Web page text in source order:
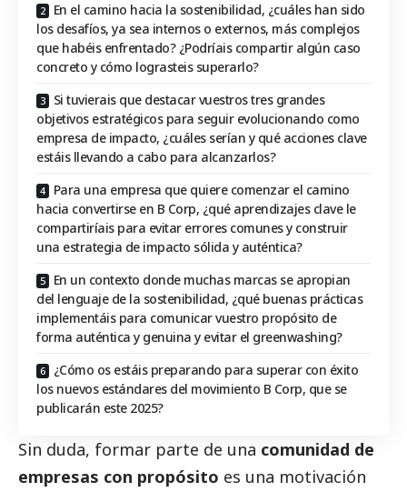
En el camino hacia la sostenibilidad, ¿cuáles han sido
los desafíos, ya sea internos o externos, más complejos
que habéis enfrentado? ¿Podríais compartir algún caso
concreto y cómo lograsteis superarlo?
Si tuvierais que destacar vuestros tres grandes
objetivos estratégicos para seguir evolucionando como
empresa de impacto, ¿cuáles serían y qué acciones clave
estáis llevando a cabo para alcanzarlos?
Para una empresa que quiere comenzar el camino
hacia convertirse en B Corp, ¿qué aprendizajes clave le
compartiríais para evitar errores comunes y construir
una estrategia de impacto sólida y auténtica?
En un contexto donde muchas marcas se apropian
del lenguaje de la sostenibilidad, ¿qué buenas prácticas
implementáis para comunicar vuestro propósito de
forma auténtica y genuina y evitar el greenwashing?
¿Cómo os estáis preparando para superar con éxito
los nuevos estándares del movimiento B Corp, que se
publicarán este 2025?
Sin duda, formar parte de una comunidad de
empresas con propósito es una motivación